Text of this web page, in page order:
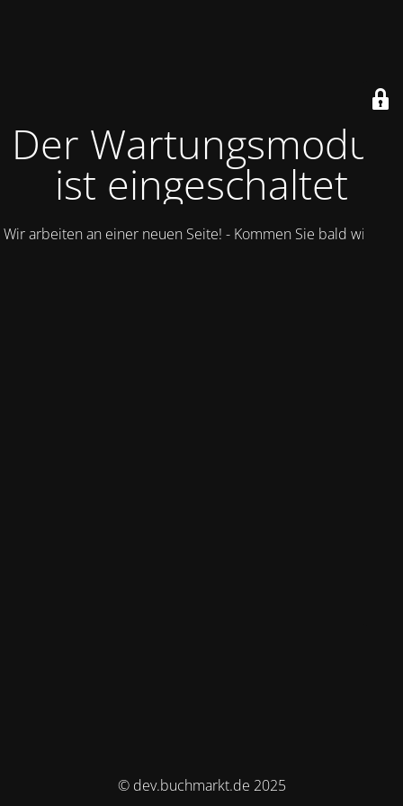
Der Wartungsmodus
ist eingeschaltet
Wir arbeiten an einer neuen Seite! - Kommen Sie bald wieder.
© dev.buchmarkt.de 2025